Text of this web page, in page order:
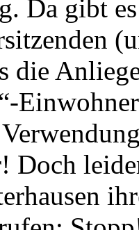
Da gibt
die
Doch